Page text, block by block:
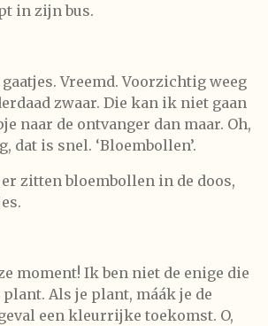
in zijn bus.
Vreemd. Voorzichtig weeg
zwaar. Die kan ik niet gaan
naar de ontvanger dan maar. Oh,
dat is snel. ‘Bloembollen’.
er zitten bloembollen in de doos,
moment! Ik ben niet de enige die
Als je plant, máák je de
een kleurrijke toekomst. O,